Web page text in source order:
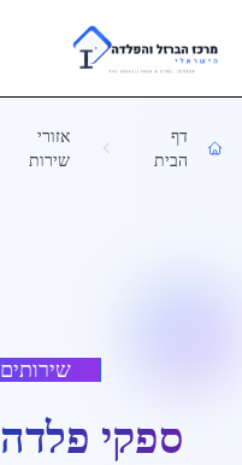
Skip to main content
דף
הבית
אזורי
שירות
שירותים
ספקי פלדה